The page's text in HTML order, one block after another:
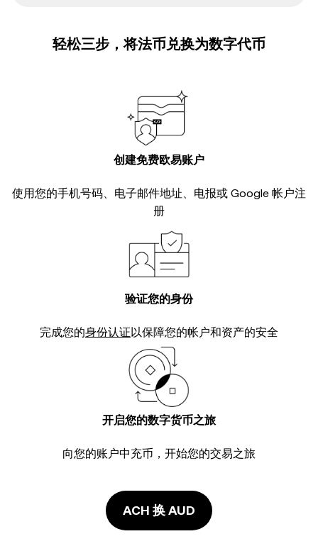
轻松三步，将法币兑换为数字代币
创建免费欧易账户
使用您的手机号码、电子邮件地址、电报或 Google 帐户注
册
验证您的身份
完成您的身份认证以保障您的帐户和资产的安全
开启您的数字货币之旅
向您的账户中充币，开始您的交易之旅
ACH 换 AUD